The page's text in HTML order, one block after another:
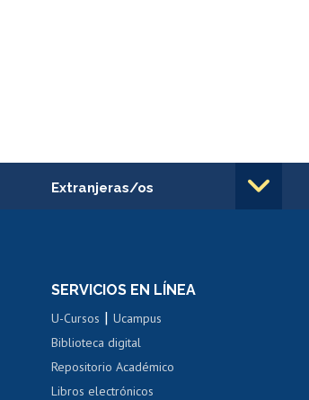
Extranjeras/os
Cursos de español
SERVICIOS EN LÍNEA
U-Cursos |Ucampus
Biblioteca digital
Repositorio Académico
Libros electrónicos